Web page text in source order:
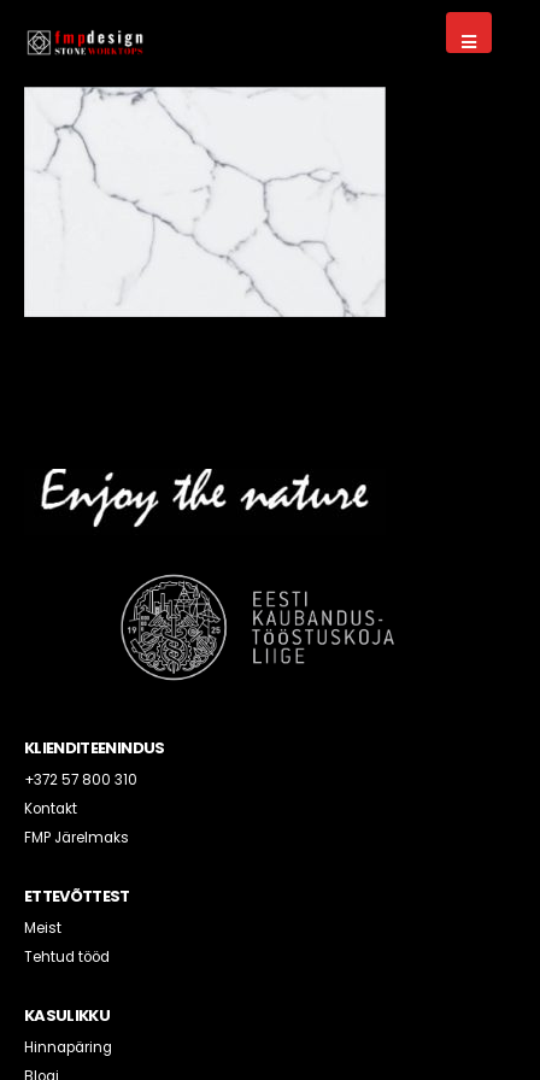
KLIENDITEENINDUS
+372 57 800 310
Kontakt
FMP Järelmaks
ETTEVÕTTEST
Meist
Tehtud tööd
KASULIKKU
Hinnapäring